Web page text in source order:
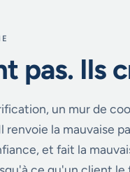
pas. Ils
un mur de
la mauvaise
et fait la